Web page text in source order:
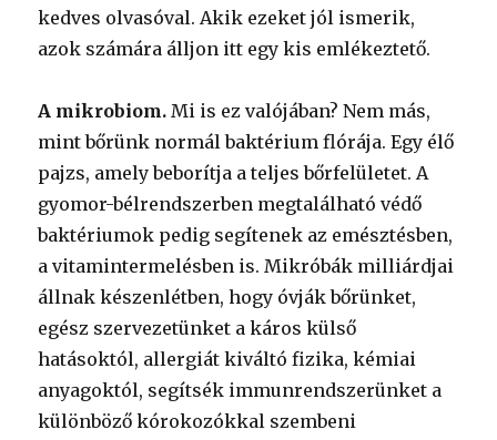
kedves olvasóval. Akik ezeket jól ismerik,
azok számára álljon itt egy kis emlékeztető.
A mikrobiom. Mi is ez valójában? Nem más,
mint bőrünk normál baktérium flórája. Egy élő
pajzs, amely beborítja a teljes bőrfelületet. A
gyomor-bélrendszerben megtalálható védő
baktériumok pedig segítenek az emésztésben,
a vitamintermelésben is. Mikróbák milliárdjai
állnak készenlétben, hogy óvják bőrünket,
egész szervezetünket a káros külső
hatásoktól, allergiát kiváltó fizika, kémiai
anyagoktól, segítsék immunrendszerünket a
különböző kórokozókkal szembeni